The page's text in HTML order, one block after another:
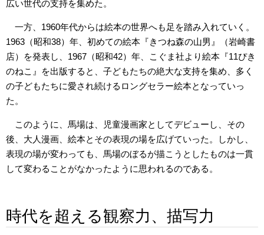
広い世代の支持を集めた。
一方、1960年代からは絵本の世界へも足を踏み入れていく。
1963（昭和38）年、初めての絵本『きつね森の山男』（岩崎書
店）を発表し、1967（昭和42）年、こぐま社より絵本『11ぴき
のねこ』を出版すると、子どもたちの絶大な支持を集め、多く
の子どもたちに愛され続けるロングセラー絵本となっていっ
た。
このように、馬場は、児童漫画家としてデビューし、その
後、大人漫画、絵本とその表現の場を広げていった。しかし、
表現の場が変わっても、馬場のぼるが描こうとしたものは一貫
して変わることがなかったように思われるのである。
時代を超える観察力、描写力